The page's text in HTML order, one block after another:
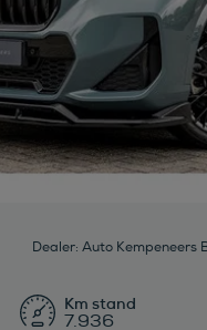
Dealer: Auto Kempeneers
7.936